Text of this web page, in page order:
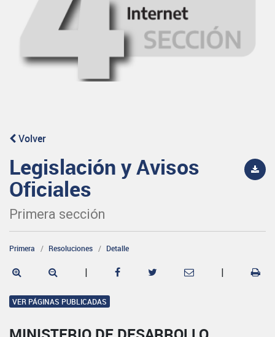
Volver
Legislación y Avisos
Oficiales
Primera sección
Primera Resoluciones Detalle
| |
VER PÁGINAS PUBLICADAS